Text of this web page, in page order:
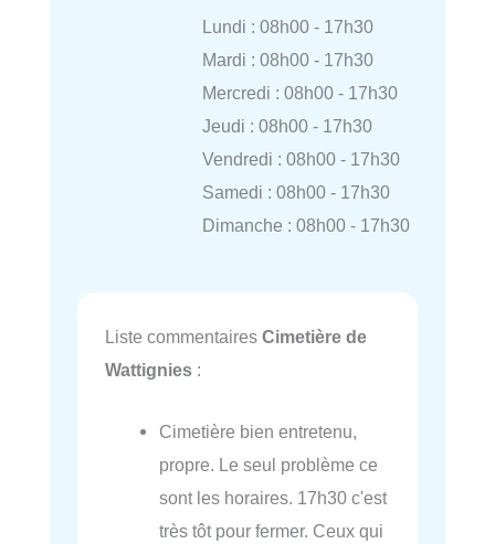
Lundi : 08h00 - 17h30
Mardi : 08h00 - 17h30
Mercredi : 08h00 - 17h30
Jeudi : 08h00 - 17h30
Vendredi : 08h00 - 17h30
Samedi : 08h00 - 17h30
Dimanche : 08h00 - 17h30
Liste commentaires Cimetière de
Wattignies :
Cimetière bien entretenu,
propre. Le seul problème ce
sont les horaires. 17h30 c'est
très tôt pour fermer. Ceux qui